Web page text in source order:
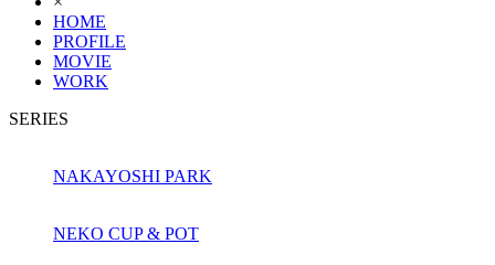
HOME
PROFILE
MOVIE
WORK
SERIES
NAKAYOSHI PARK
NEKO CUP & POT